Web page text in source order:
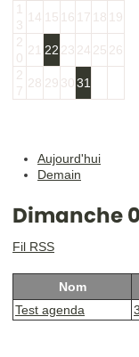
1
3
14 15 16 17 18 19
2
0
21 22 23 24 25 26
2
7
28 29 3031
Aujourd'hui
Demain
Dimanche
Fil RSS
Nom
Test agenda